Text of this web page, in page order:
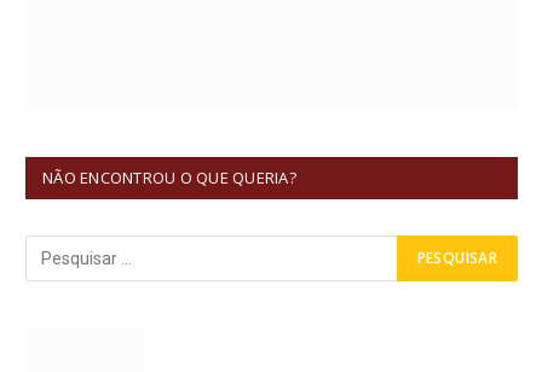
NÃO ENCONTROU O QUE QUERIA?